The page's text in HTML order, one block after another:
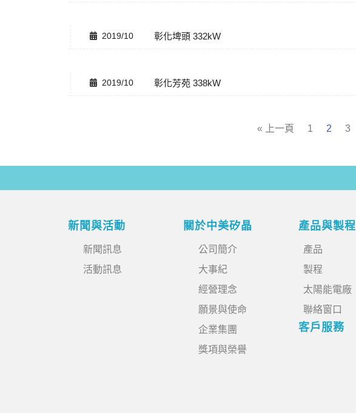
2019/10 彰化埤頭 332kW
2019/10 彰化芳苑 338kW
« 上一頁 1 2 3
新聞與活動
新聞訊息
活動訊息
關於中美矽晶
公司簡介
大事紀
經營理念
願景與使命
企業集團
獎項與榮譽
產品與製程
產品
製程
太陽能電廠
聯絡窗口
客戶服務